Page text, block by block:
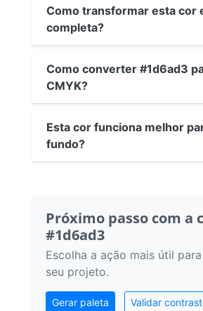
Como transformar esta cor
completa?
Como converter #1d6ad3
CMYK?
Esta cor funciona melhor
fundo?
Próximo passo com a
#1d6ad3
Escolha a ação mais útil
seu projeto.
Gerar paleta
Validar